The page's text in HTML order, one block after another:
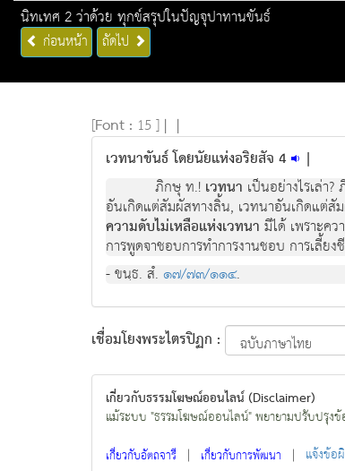
นิทเทศ 2 ว่าด้วย ทุกข์สรุปในปัญจุปาทานขันธ์
ก่อนหน้า ถัดไป
[Font : 15 ] | |
เวทนาขันธ์ โดยนัยแห่งอริยสัจ 4 |
ภิกษุ ท.! เวทนา เปนอยางไรเ
อันเกิดแตสัมผัสทางลิ้น, เวทนาอันเกิดแต
ความดับไมเหลือแหงเวทนา มีได เพราะค
การพูดจาชอบการทําการงานชอบ การเลี้
- ขนฺธ. สํ. ๑๗/๗๓/๑๑๔.
เชื่อมโยงพระไตรปิฏก :
เกี่ยวกับธรรมโฆษณ์ออนไลน์ (Disclaimer)
แม้ระบบ "ธรรมโฆษณ์ออนไลน์" พยายามปรับปรุ
เกี่ยวกับอัตถจารี | เกี่ยวกับการพัฒนา | แจ้งข้อ